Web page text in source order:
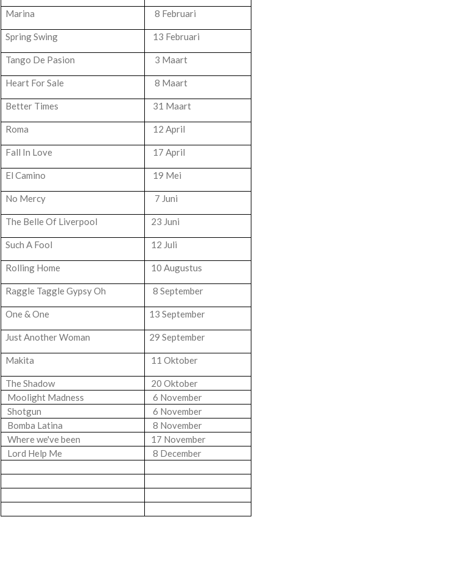
Marina 8 Februari
Spring Swing 13 Februari
Tango De Pasion 3 Maart
Heart For Sale 8 Maart
Better Times 31 Maart
Roma 12 April
Fall In Love 17 April
El Camino 19 Mei
No Mercy 7 Juni
The Belle Of Liverpool 23 Juni
Such A Fool 12 Juli
Rolling Home 10 Augustus
Raggle Taggle Gypsy Oh 8 September
One & One 13 September
Just Another Woman 29 September
Makita 11 Oktober
The Shadow
20 Oktober
Moolight Madness
6 November
Shotgun
6 November
Bomba Latina
8 November
Where we've been
17 November
Lord Help Me
8 December